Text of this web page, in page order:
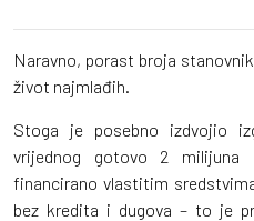
Naravno, porast broja
život najmlađih.
Stoga je posebno izdvojio
vrijednog gotovo 2
financirano vlastitim
bez kredita i dugova – to je